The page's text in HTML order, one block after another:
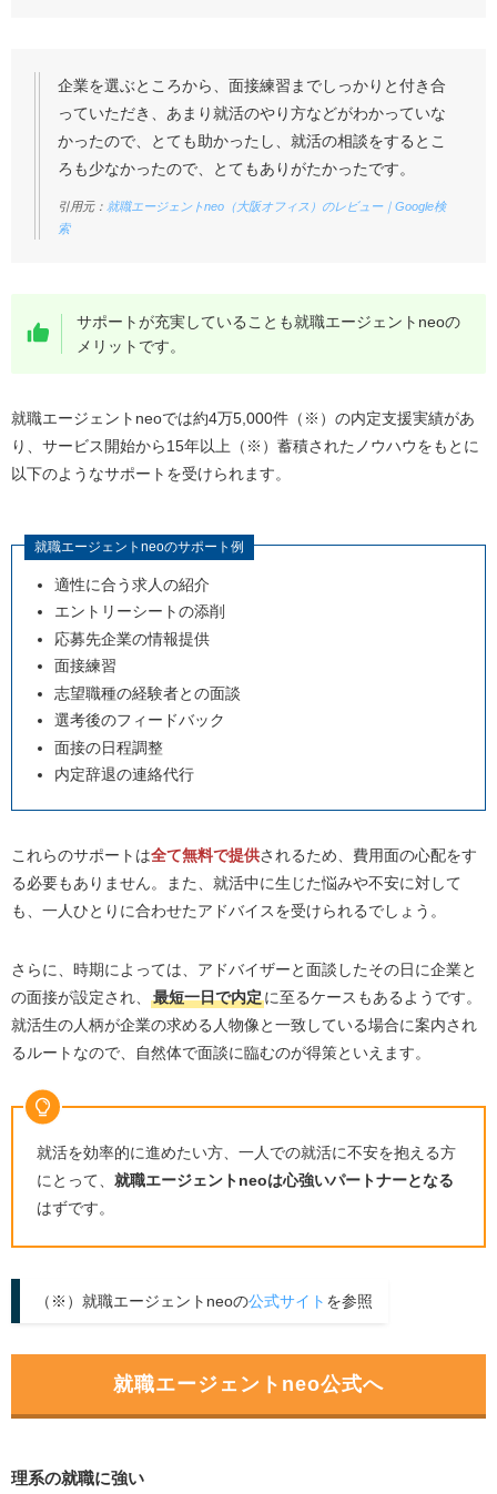
企業を選ぶところから、面接練習までしっかりと付き合
っていただき、あまり就活のやり方などがわかっていな
かったので、とても助かったし、就活の相談をするとこ
ろも少なかったので、とてもありがたかったです。
引用元： 就職エージェントneo（大阪オフィス）のレビュー｜Google検
索
サポートが充実していることも就職エージェントneoの
メリットです。
就職エージェントneoでは約4万5,000件（※）の内定支援実績があ
り、サービス開始から15年以上（※）蓄積されたノウハウをもとに
以下のようなサポートを受けられます。
就職エージェントneoのサポート例
適性に合う求人の紹介
エントリーシートの添削
応募先企業の情報提供
面接練習
志望職種の経験者との面談
選考後のフィードバック
面接の日程調整
内定辞退の連絡代行
これらのサポートは全て無料で提供されるため、費用面の心配をす
る必要もありません。また、就活中に生じた悩みや不安に対して
も、一人ひとりに合わせたアドバイスを受けられるでしょう。
さらに、時期によっては、アドバイザーと面談したその日に企業と
の面接が設定され、
最短一日で内定に至るケースもあるようです。
就活生の人柄が企業の求める人物像と一致している場合に案内され
るルートなので、自然体で面談に臨むのが得策といえます。
就活を効率的に進めたい方、一人での就活に不安を抱える方
にとって、 就職エージェントneoは心強いパートナーとなる
はずです。
（※）就職エージェントneoの公式サイト を参照
就職エージェントneo公式へ
理系の就職に強い